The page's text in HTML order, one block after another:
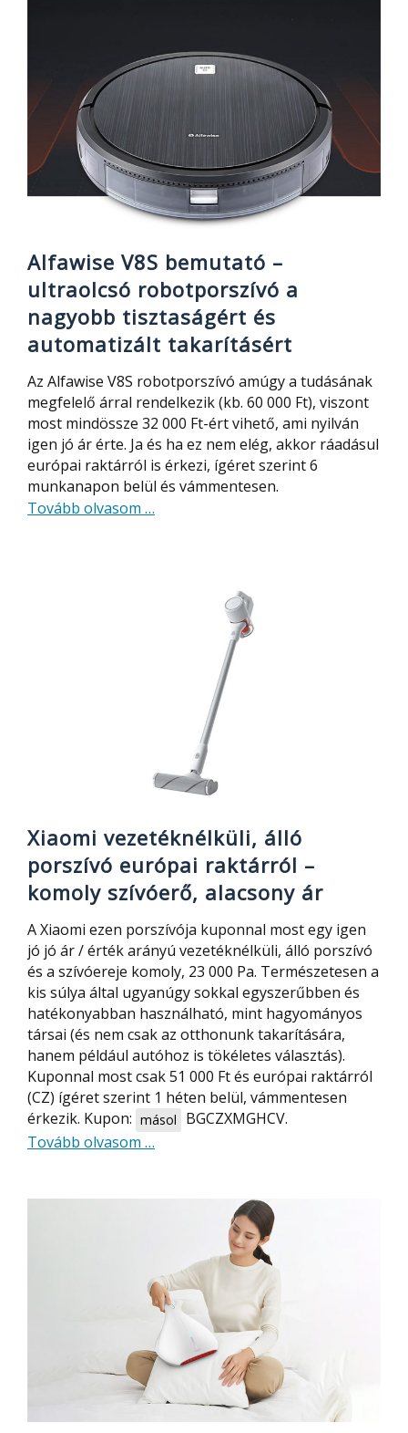
extrákkal
felmosni
vele
Alfawise V8S bemutató –
ultraolcsó robotporszívó a
nagyobb tisztaságért és
automatizált takarításért
Az Alfawise V8S robotporszívó amúgy a tudásának
megfelelő árral rendelkezik (kb. 60 000 Ft), viszont
most mindössze 32 000 Ft-ért vihető, ami nyilván
igen jó ár érte. Ja és ha ez nem elég, akkor ráadásul
európai raktárról is érkezi, ígéret szerint 6
munkanapon belül és vámmentesen.
Tovább olvasom about
robotporszívó
tisztaságért
automatizált
takarításért
…
Xiaomi vezetéknélküli, álló
porszívó európai raktárról –
komoly szívóerő, alacsony ár
A Xiaomi ezen porszívója kuponnal most egy igen
jó jó ár / érték arányú vezetéknélküli, álló porszívó
és a szívóereje komoly, 23 000 Pa. Természetesen a
kis súlya által ugyanúgy sokkal egyszerűbben és
hatékonyabban használható, mint hagyományos
társai (és nem csak az otthonunk takarítására,
hanem például autóhoz is tökéletes választás).
Kuponnal most csak 51 000 Ft és európai raktárról
(CZ) ígéret szerint 1 héten belül, vámmentesen
érkezik. Kupon: másol BGCZXMGHCV.
Tovább olvasom about
raktárról
–
komoly
szívóerő,
alacsony
ár
…